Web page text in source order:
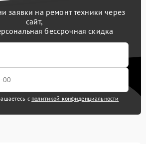
заявки на ремонт техники через
сайт,
бессрочная скидка
с политикой конфиденциальности